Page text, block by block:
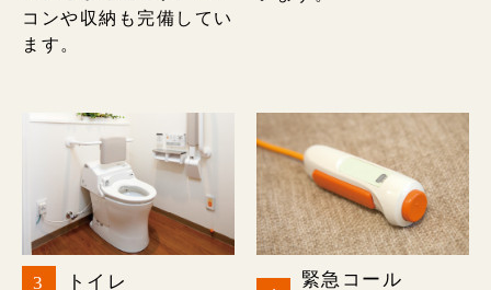
コンや収納も完備してい
ます。
3 トイレ 緊急コール